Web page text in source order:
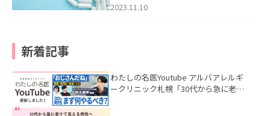
2023.11.10
新着記事
わたしの名医Youtube アルバアレルギ
ークリニック札幌「30代から急に老け